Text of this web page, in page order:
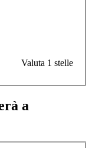
Valuta 1 stelle
a